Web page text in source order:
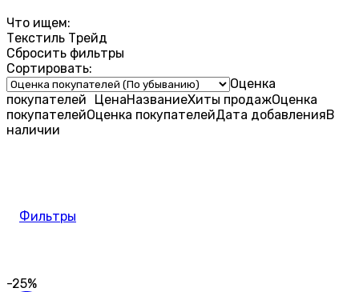
Что ищем:
Текстиль Трейд
Сбросить фильтры
Сортировать:
Оценка
покупателей
ЦенаНазваниеХиты продажОценка
покупателейОценка покупателейДата добавленияВ
наличии
Фильтры
-25%